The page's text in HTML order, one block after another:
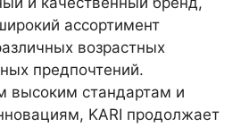
ассортимент
возрастных
предпочтений.
высоким стандартам и
KARI продолжает